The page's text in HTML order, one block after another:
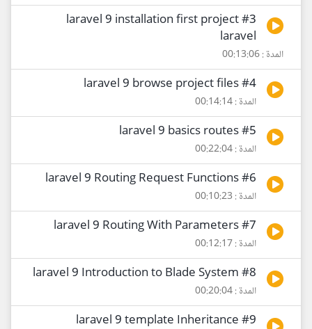
#3 laravel 9 installation first project
laravel
المدة : 00:13:06
#4 laravel 9 browse project files
المدة : 00:14:14
#5 laravel 9 basics routes
المدة : 00:22:04
#6 laravel 9 Routing Request Functions
المدة : 00:10:23
#7 laravel 9 Routing With Parameters
المدة : 00:12:17
#8 laravel 9 Introduction to Blade System
المدة : 00:20:04
#9 laravel 9 template Inheritance